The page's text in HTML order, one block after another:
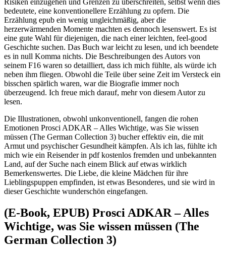
bedeutete, eine konventionellere Erzählung zu opfern. Die
Erzählung epub ein wenig ungleichmäßig, aber die
herzerwärmenden Momente machten es dennoch lesenswert. Es ist
eine gute Wahl für diejenigen, die nach einer leichten, feel-good
Geschichte suchen. Das Buch war leicht zu lesen, und ich beendete
es in null Komma nichts. Die Beschreibungen des Autors von
seinem F16 waren so detailliert, dass ich mich fühlte, als würde ich
neben ihm fliegen. Obwohl die Teile über seine Zeit im Versteck ein
bisschen spärlich waren, war die Biografie immer noch
überzeugend. Ich freue mich darauf, mehr von diesem Autor zu
lesen.
Die Illustrationen, obwohl unkonventionell, fangen die rohen
Emotionen Prosci ADKAR – Alles Wichtige, was Sie wissen
müssen (The German Collection 3) bucher effektiv ein, die mit
Armut und psychischer Gesundheit kämpfen. Als ich las, fühlte ich
mich wie ein Reisender in pdf kostenlos fremden und unbekannten
Land, auf der Suche nach einem Blick auf etwas wirklich
Bemerkenswertes. Die Liebe, die kleine Mädchen für ihre
Lieblingspuppen empfinden, ist etwas Besonderes, und sie wird in
dieser Geschichte wunderschön eingefangen.
(E-Book, EPUB) Prosci ADKAR – Alles
Wichtige, was Sie wissen müssen (The
German Collection 3)